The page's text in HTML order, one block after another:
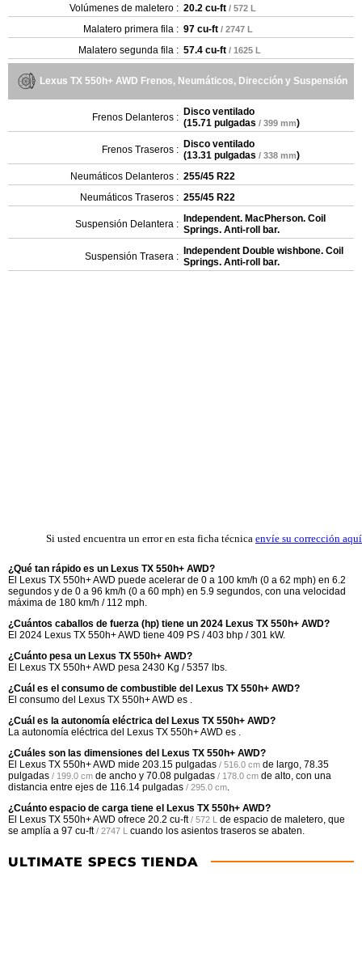
Volúmenes de maletero : 20.2 cu-ft / 572 L
Malatero primera fila : 97 cu-ft / 2747 L
Malatero segunda fila : 57.4 cu-ft / 1625 L
Lexus TX 550h+ AWD Frenos, Neumáticos, Dirección y Suspensión
Frenos Delanteros : Disco ventilado
(15.71 pulgadas / 399 mm)
Frenos Traseros : Disco ventilado
(13.31 pulgadas / 338 mm)
Neumáticos Delanteros : 255/45 R22
Neumáticos Traseros : 255/45 R22
Suspensión Delantera : Independent. MacPherson. Coil
Springs. Anti-roll bar.
Suspensión Trasera : Independent Double wishbone. Coil
Springs. Anti-roll bar.
Si usted encuentra un error en esta ficha técnica envíe su corrección aquí
¿Qué tan rápido es un Lexus TX 550h+ AWD?
El Lexus TX 550h+ AWD puede acelerar de 0 a 100 km/h (0 a 62 mph) en 6.2
segundos y de 0 a 96 km/h (0 a 60 mph) en 5.9 segundos, con una velocidad
máxima de 180 km/h / 112 mph.
¿Cuántos caballos de fuerza (hp) tiene un 2024 Lexus TX 550h+ AWD?
El 2024 Lexus TX 550h+ AWD tiene 409 PS / 403 bhp / 301 kW.
¿Cuánto pesa un Lexus TX 550h+ AWD?
El Lexus TX 550h+ AWD pesa 2430 Kg / 5357 lbs.
¿Cuál es el consumo de combustible del Lexus TX 550h+ AWD?
El consumo del Lexus TX 550h+ AWD es .
¿Cuál es la autonomía eléctrica del Lexus TX 550h+ AWD?
La autonomía eléctrica del Lexus TX 550h+ AWD es .
¿Cuáles son las dimensiones del Lexus TX 550h+ AWD?
El Lexus TX 550h+ AWD mide 203.15 pulgadas / 516.0 cm de largo, 78.35
pulgadas / 199.0 cm de ancho y 70.08 pulgadas / 178.0 cm de alto, con una
distancia entre ejes de 116.14 pulgadas / 295.0 cm
¿Cuánto espacio de carga tiene el Lexus TX 550h+ AWD?
El Lexus TX 550h+ AWD ofrece 20.2 cu-ft / 572 L de espacio de maletero, que
se amplía a 97 cu-ft / 2747 L cuando los asientos traseros se abaten.
ULTIMATE SPECS TIENDA